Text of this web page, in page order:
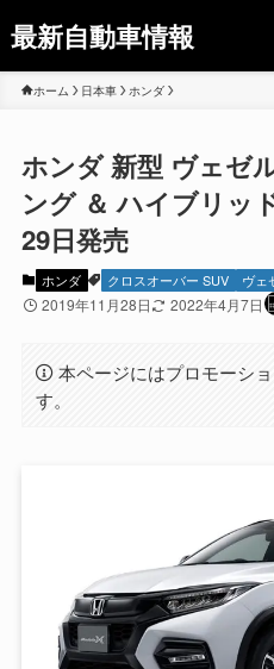
最新自動車情報
ホーム 日本車 ホンダ
ホンダ 新型 ヴェゼ
ング ＆ ハイブリッ
29日発売
ホンダ クロスオーバー SUV ヴェ
2019年11月28日 2022年4月7日
本ページにはプロモーシ
す。